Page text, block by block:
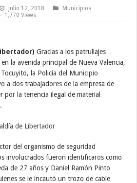
julio 12, 2018
Municipios
1,770 Views
Gracias a los patrullajes
la avenida principal de Nueva Valencia,
la Policía del Municipio
a dos trabajadores de la empresa de
por la tenencia ilegal de material
del organismo de seguridad
involucrados fueron identificaros como
de 27 años y Daniel Ramón Pinto
se le incautó un trozo de cable